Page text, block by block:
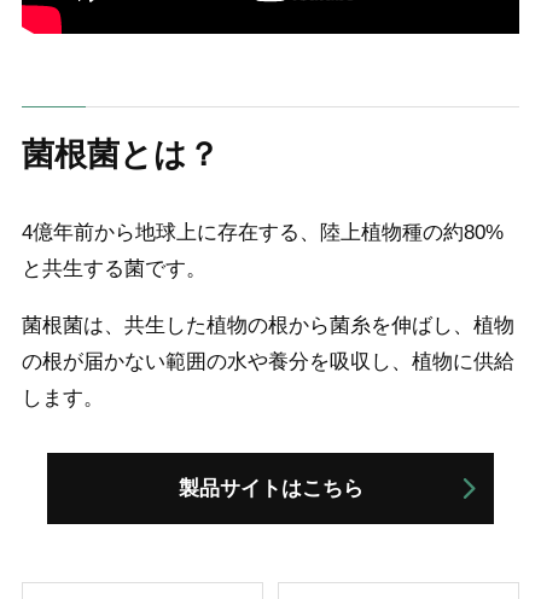
菌根菌とは？
4億年前から地球上に存在する、陸上植物種の約80%
と共生する菌です。
菌根菌は、共生した植物の根から菌糸を伸ばし、植物
の根が届かない範囲の水や養分を吸収し、植物に供給
します。
製品サイトはこちら